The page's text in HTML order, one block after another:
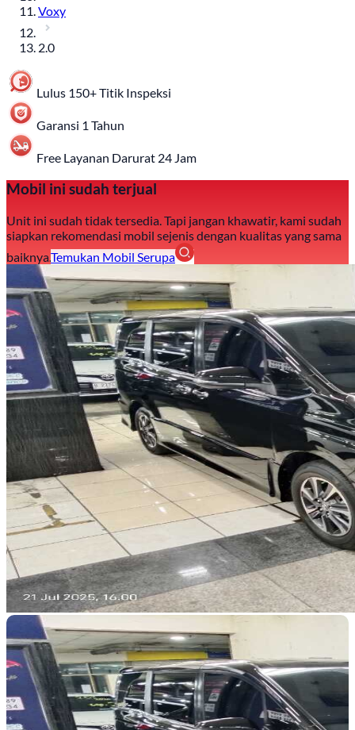
Voxy
2.0
Lulus 150+ Titik Inspeksi
Garansi 1 Tahun
Free Layanan Darurat 24 Jam
Mobil ini sudah terjual
Unit ini sudah tidak tersedia. Tapi jangan khawatir, kami sudah
siapkan rekomendasi mobil sejenis dengan kualitas yang sama
baiknya.Temukan Mobil Serupa